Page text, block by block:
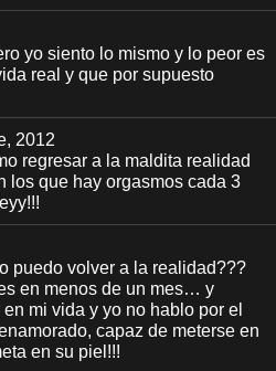
yo siento lo mismo y lo peor es
real y que por supuesto
2012
regresar a la maldita realidad
los que hay orgasmos cada 3
puedo volver a la realidad???
en menos de un mes… y
mi vida y yo no hablo por el
capaz de meterse en
en su piel!!!